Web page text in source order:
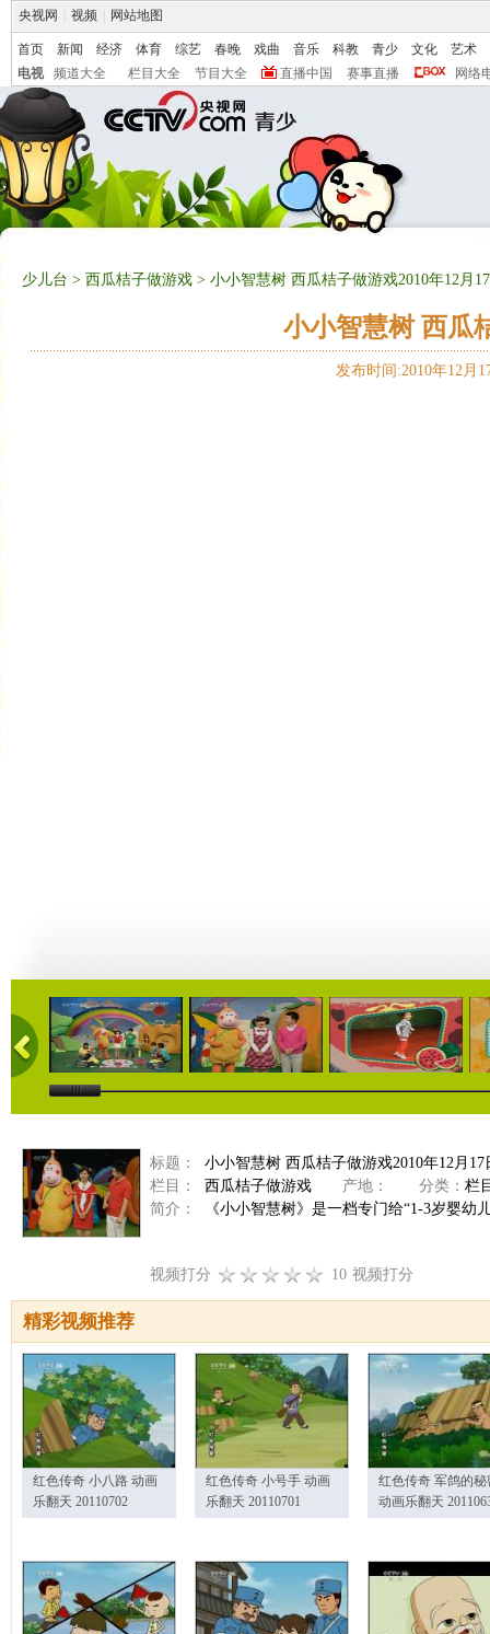
央视网 视频 网站地图
首页 新闻 经济 体育 综艺 春晚 戏曲 音乐 科教 青少 文化
艺术
电视
频道大全 栏目大全 节目大全 直播中国 赛事直播 网络
少儿台 > 西瓜桔子做游戏 > 小小智慧树 西瓜桔子做游戏2010年12月
小小智慧树 西瓜
发布时间:2010年12月
06:52 09:31 12:13
标题：
小小智慧树 西瓜桔子做游戏2010年12月17
栏目：
西瓜桔子做游戏 产地： 分类： 栏
简介：
《小小智慧树》是一档专门给“1-3岁婴
视频打分 10 视频打分
精彩视频推荐
红色传奇 小八路 动画
乐翻天 20110702
红色传奇 小号手 动画
乐翻天 20110701
红色传奇 军鸽的秘
动画乐翻天